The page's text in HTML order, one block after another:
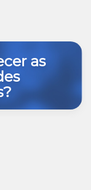
as